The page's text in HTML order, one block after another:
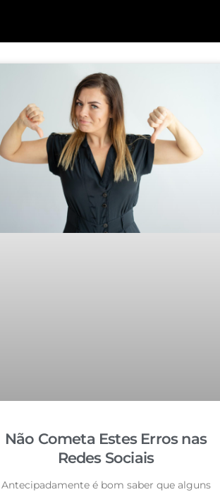
Não Cometa Estes Erros nas
Redes Sociais
Antecipadamente é bom saber que alguns